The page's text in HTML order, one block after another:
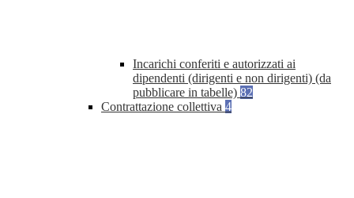
Incarichi conferiti e autorizzati ai
dipendenti (dirigenti e non dirigenti) (da
pubblicare in tabelle) 82
Contrattazione collettiva 4